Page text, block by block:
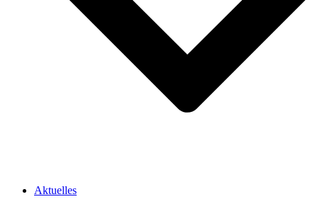
Aktuelles